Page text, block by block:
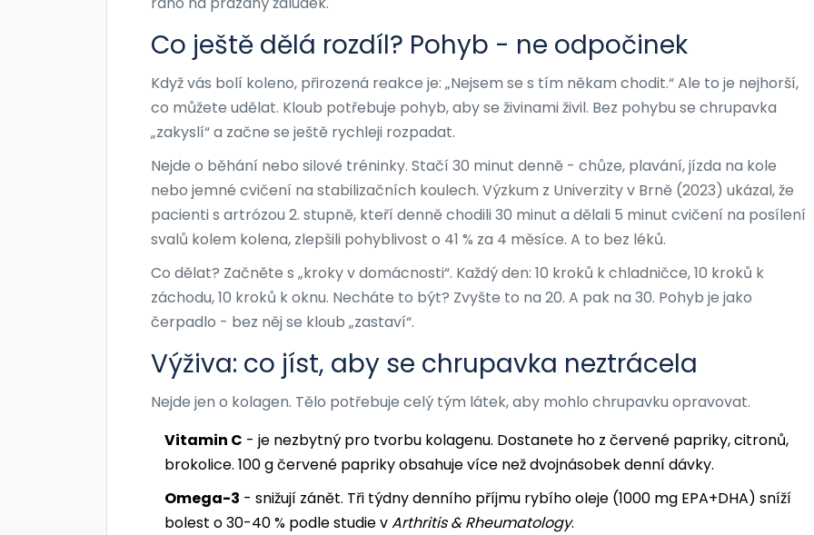
Co ještě dělá rozdíl? Pohyb - ne odpočinek
Když vás bolí koleno, přirozená reakce je: „Nejsem se s tím někam chodit.“ Ale to je nejhorší,
co můžete udělat. Kloub potřebuje pohyb, aby se živinami živil. Bez pohybu se chrupavka
„zakyslí“ a začne se ještě rychleji rozpadat.
Nejde o běhání nebo silové tréninky. Stačí 30 minut denně - chůze, plavání, jízda na kole
nebo jemné cvičení na stabilizačních koulech. Výzkum z Univerzity v Brně (2023) ukázal, že
pacienti s artrózou 2. stupně, kteří denně chodili 30 minut a dělali 5 minut cvičení na posílení
svalů kolem kolena, zlepšili pohyblivost o 41 % za 4 měsíce. A to bez léků.
Co dělat? Začněte s „kroky v domácnosti“. Každý den: 10 kroků k chladničce, 10 kroků k
záchodu, 10 kroků k oknu. Necháte to být? Zvyšte to na 20. A pak na 30. Pohyb je jako
čerpadlo - bez něj se kloub „zastaví“.
Výživa: co jíst, aby se chrupavka neztrácela
Nejde jen o kolagen. Tělo potřebuje celý tým látek, aby mohlo chrupavku opravovat.
Vitamin C - je nezbytný pro tvorbu kolagenu. Dostanete ho z červené papriky, citronů,
brokolice. 100 g červené papriky obsahuje více než dvojnásobek denní dávky.
Omega-3 - snižují zánět. Tři týdny denního příjmu rybího oleje (1000 mg EPA+DHA) sníží
bolest o 30-40 % podle studie vArthritis & Rheumatology.